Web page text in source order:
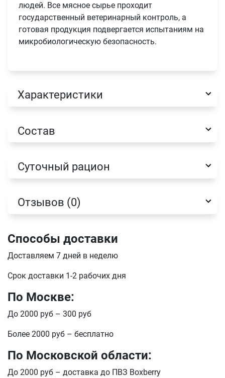
людей. Все мясное сырье проходит
государственный ветеринарный контроль, а
готовая продукция подвергается испытаниям на
микробиологическую безопасность.
Характеристики
Состав
Суточный рацион
Отзывов (0)
Способы доставки
Доставляем 7 дней в неделю
Срок доставки 1-2 рабочих дня
По Москве:
До 2000 руб – 300 руб
Более 2000 руб – бесплатно
По Московской области:
До 2000 руб – доставка до ПВЗ Boxberry
Оформить заказ
Имя
Телефон
E-mail